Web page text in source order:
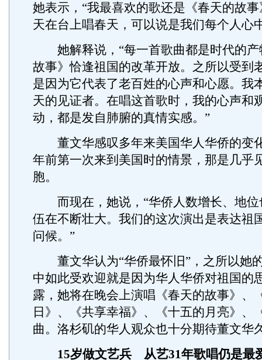
她表示，“我最喜欢的歌还是《春天的故
天在台上唱春天，可以说是我们每个人心
她解释说，“每一首歌曲都是时代的产
故事》恰逢祖国的改革开放。之所以受到
是因为它代表了老百姓的心声和心愿。我
天的见证者。在唱这首歌时，我的心声和
动，都是发自肺腑的真情实感。”
董文华感叹多年来美国华人华侨的变
年前第一次来到美国时的情景，那是几乎
胞。
而现在，她说，“华侨人数增长、地位
伍在不断壮大。我们的这次演出是表达祖
问候。”
董文华认为“华侨最怀旧”，之所以她
中如此受欢迎就是因为华人华侨对祖国的
露，她将在晚会上演唱《春天的故事》、
日》、《共享幸福》、《十五的月亮》、
曲。洛杉矶的华人观众也十分期待董文华
15岁做文艺兵 从艺31年歌唱仍是最